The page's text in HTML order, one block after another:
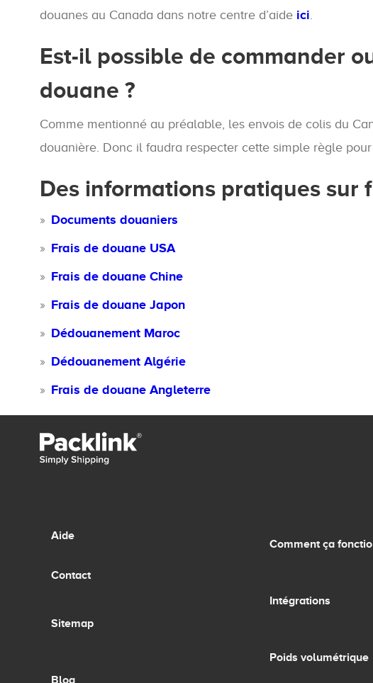
douanes au Canada dans notre centre d’aide ici.
Est-il possible de commander
douane ?
Comme mentionné au préalable, les envois de colis du
douanière. Donc il faudra respecter cette simple règle
Des informations pratiques sur
Documents douaniers
Frais de douane USA
Frais de douane Chine
Frais de douane Japon
Dédouanement Maroc
Dédouanement Algérie
Frais de douane Angleterre
Aide
Contact
Sitemap
Blog
Comment ça
Intégrations
Poids volumétrique